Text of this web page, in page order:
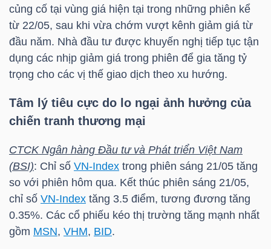
củng cố tại vùng giá hiện tại trong những phiên kể
từ 22/05, sau khi vừa chớm vượt kênh giảm giá từ
đầu năm. Nhà đầu tư được khuyến nghị tiếp tục tận
dụng các nhịp giảm giá trong phiên để gia tăng tỷ
trọng cho các vị thế giao dịch theo xu hướng.
Tâm lý tiêu cực do lo ngại ảnh hưởng của
chiến tranh thương mại
CTCK Ngân hàng Đầu tư và Phát triển Việt Nam
(BSI): Chỉ số VN-Index trong phiên sáng 21/05 tăng
so với phiên hôm qua. Kết thúc phiên sáng 21/05,
chỉ số VN-Index tăng 3.5 điểm, tương đương tăng
0.35%. Các cổ phiếu kéo thị trường tăng mạnh nhất
gồm MSN, VHM, BID.
DOANH
NGHIỆP
PHIẾU
PHÁI
SINH
TRÁI